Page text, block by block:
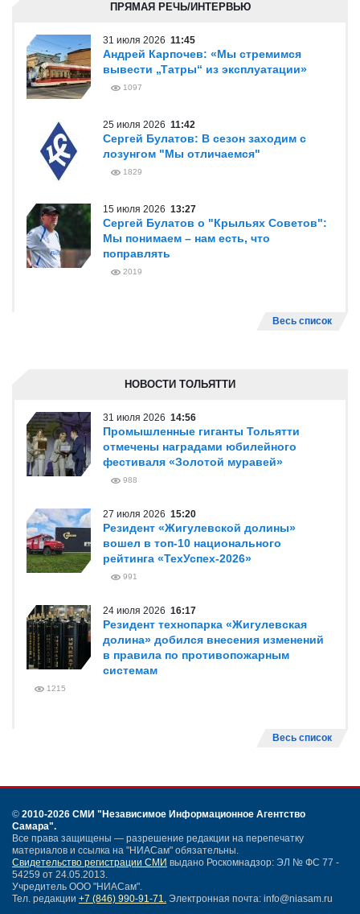
ПРЯМАЯ РЕЧЬ/ИНТЕРВЬЮ
31 июля 2026 11:45
Андрей Карпочев: «Мы стремимся
вывести „Татры“ из эксплуатации»
1097
25 июля 2026 11:42
Сергей Булатов: В сезон заходим с
лозунгом "Мы отличаемся"
1829
15 июля 2026 13:27
Сергей Булатов о "Крыльях Советов":
Мы понимаем – нам есть, что
поправлять
2019
Весь список
НОВОСТИ ТОЛЬЯТТИ
31 июля 2026 14:56
Промышленные гиганты Тольятти
отмечены наградами юбилейного
фестиваля «Золотой муравей»
988
27 июля 2026 15:20
Резидент «Жигулевской долины»
вошел в топ-10 национального
рейтинга «ТехУспех-2026»
991
24 июля 2026 16:17
Резидент технопарка «Жигулевская
долина» добился внесения изменений
в правила по противопожарным
системам
1215
Весь список
© 2010-2026 СМИ "Независимое Информационное Агентство
Самара".
Все права защищены — разрешение редакции на перепечатку
материалов и ссылка на "НИАСам" обязательны.
Свидетельство регистрации СМИ выдано Роскомнадзор: ЭЛ № ФС 77 -
54259 от 24.05.2013.
Учредитель ООО "НИАСам".
Тел. редакции +7 (846) 990-91-71. Электронная почта: info@niasam.ru